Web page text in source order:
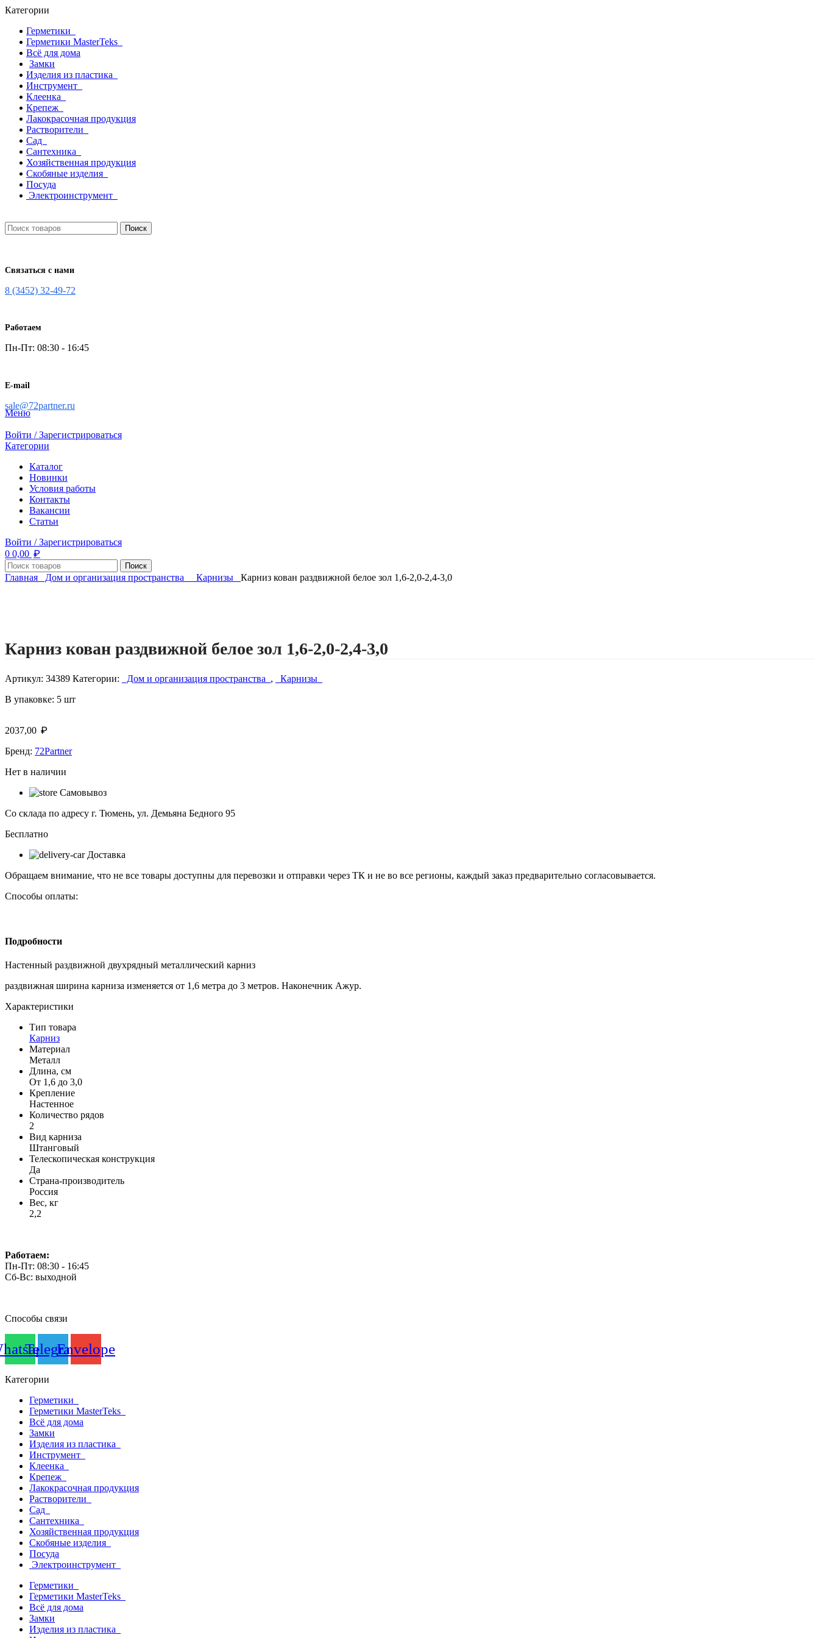
Категории
Герметики
Герметики MasterTeks
Всё для дома
Замки
Изделия из пластика
Инструмент
Клеенка
Крепеж
Лакокрасочная продукция
Растворители
Сад
Сантехника
Хозяйственная продукция
Скобяные изделия
Посуда
Электроинструмент
Поиск
Связаться с нами
8 (3452) 32-49-72
Работаем
Пн-Пт: 08:30 - 16:45
E-mail
sale@72partner.ru
Меню
Войти / Зарегистрироваться
Категории
Каталог
Новинки
Условия работы
Контакты
Вакансии
Статьи
Войти / Зарегистрироваться
0 0,00 ₽
Поиск
Главная Дом и организация пространства Карнизы Карниз кован раздвижной белое зол 1,6-2,0-2,4-3,0
Карниз кован раздвижной белое зол 1,6-2,0-2,4-3,0
Артикул: 34389 Категории: Дом и организация пространства ,
Карнизы
В упаковке: 5 шт
2037,00 ₽
Бренд: 72Partner
Нет в наличии
Самовывоз
Со склада по адресу г. Тюмень, ул. Демьяна Бедного 95
Бесплатно
Доставка
Обращаем внимание, что не все товары доступны для перевозки и отправки через ТК и не во все регионы, каждый заказ предварительно согласовывается.
Способы оплаты:
Подробности
Настенный раздвижной двухрядный металлический карниз
раздвижная ширина карниза изменяется от 1,6 метра до 3 метров. Наконечник Ажур.
Характеристики
Тип товара
Карниз
Материал
Металл
Длина, см
От 1,6 до 3,0
Крепление
Настенное
Количество рядов
2
Вид карниза
Штанговый
Телескопическая конструкция
Да
Страна-производитель
Россия
Вес, кг
2,2
Работаем:
Пн-Пт: 08:30 - 16:45
Сб-Вс: выходной
Способы связи
TelegramEnvelope
Категории
Герметики
Герметики MasterTeks
Всё для дома
Замки
Изделия из пластика
Инструмент
Клеенка
Крепеж
Лакокрасочная продукция
Растворители
Сад
Сантехника
Хозяйственная продукция
Скобяные изделия
Посуда
Электроинструмент
Герметики
Герметики MasterTeks
Всё для дома
Замки
Изделия из пластика